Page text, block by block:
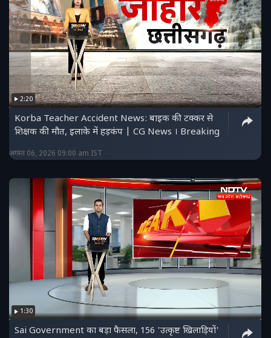
2:20
Korba Teacher Accident News: बाइक की टक्कर से
शिक्षक की मौत, इलाके में हड़कंप | CG News । Breaking
अगस्त 06, 2026 09:00 am IST
1:30
Sai Government का बड़ा फैसला, 156 'उत्कृष्ट खिलाड़ियों'